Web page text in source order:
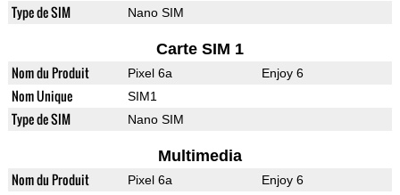
Type de SIM Nano SIM
Carte SIM 1
Nom du Produit Pixel 6a Enjoy 6
Nom Unique SIM1
Type de SIM Nano SIM
Multimedia
Nom du Produit Pixel 6a Enjoy 6